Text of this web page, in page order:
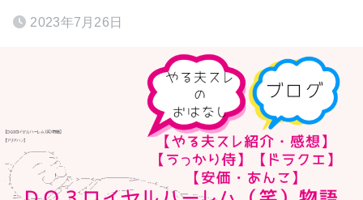
2023年7月26日